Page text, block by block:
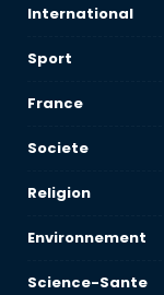
International
Sport
France
Societe
Religion
Environnement
Science-Sante